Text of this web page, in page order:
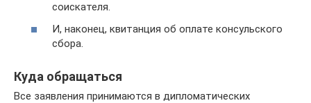
соискателя.
И, наконец, квитанция об оплате консульского
сбора.
Куда обращаться
Все заявления принимаются в дипломатических